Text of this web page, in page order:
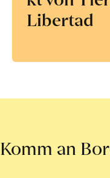
Libertad
Komm an